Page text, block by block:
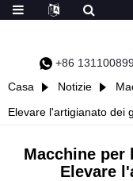
+86
Casa
Notizie
Elevare l'artigianato dei
Macchine per
Elevare